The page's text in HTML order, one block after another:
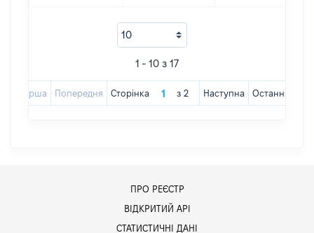
1 - 10 з 17
Перша Попередня Сторінка з 2 Наступна Остання
ПРО РЕЄСТР
ВІДКРИТИЙ АРІ
СТАТИСТИЧНІ ДАНІ